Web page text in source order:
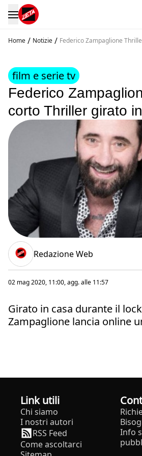
Home / Notizie / Federico Zampaglione
film e serie tv
Federico
corto Thriller girato
Redazione Web
02 mag 2020, 11:00, agg. alle 11:57
Girato in casa durante il
Zampaglione lancia online
Link utili
Chi siamo
I nostri autori
RSS Feed
Come ascoltarci
Info